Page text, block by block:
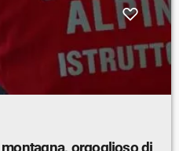
orgoglioso di